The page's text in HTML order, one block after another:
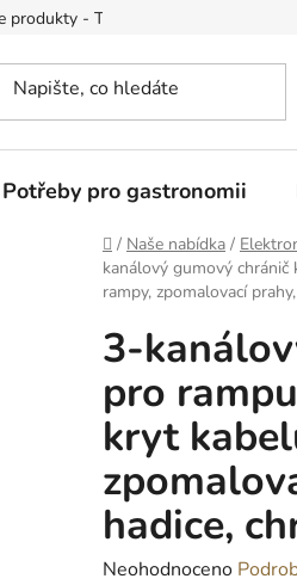
produkty - Tipy a triky
Potřeby pro gastronomii
Domů
/ Naše nabídka /
kanálový gumový
rampy, zpomalovací
3-
pro
kryt
hadice,
Průměrné
Neohodnoceno